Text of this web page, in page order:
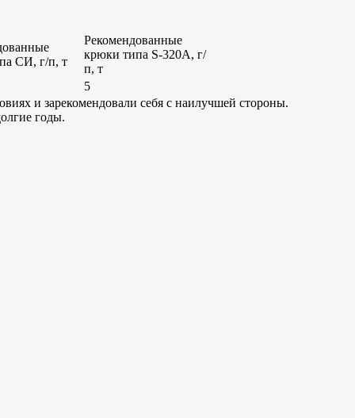
СИ, г/п, т
Рекомендованные
крюки типа S-320A, г/
п, т
5
и зарекомендовали себя с наилучшей стороны.
годы.